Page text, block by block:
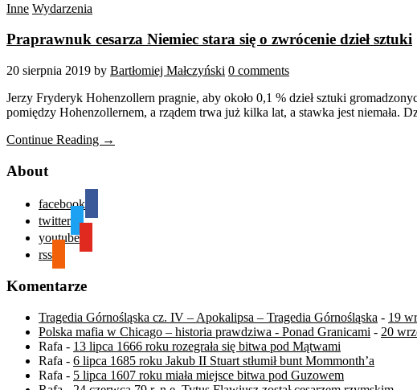
Inne Wydarzenia
Praprawnuk cesarza Niemiec stara się o zwrócenie dzieł sztuki
20 sierpnia 2019 by Bartłomiej Małczyński 0 comments
Jerzy Fryderyk Hohenzollern pragnie, aby około 0,1 % dzieł sztuki
pomiędzy Hohenzollernem, a rządem trwa już kilka lat, a stawka jest niemała.
Continue Reading →
About
facebook
twitter
youtube
rss
Komentarze
Tragedia Górnośląska cz. IV – Apokalipsa – Tragedia Górnośląska - 19
Polska mafia w Chicago – historia prawdziwa - Ponad Granicami - 20
Rafa - 13 lipca 1666 roku rozegrała się bitwa pod Mątwami
Rafa - 6 lipca 1685 roku Jakub II Stuart stłumił bunt Mommonth’a
Rafa - 5 lipca 1607 roku miała miejsce bitwa pod Guzowem